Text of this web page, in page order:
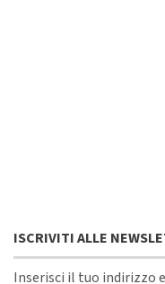
ISCRIVITI ALLE
Inserisci il tuo indirizzo